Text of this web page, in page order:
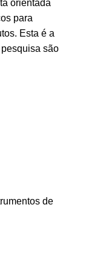
orientada
para
Esta é a
são
de